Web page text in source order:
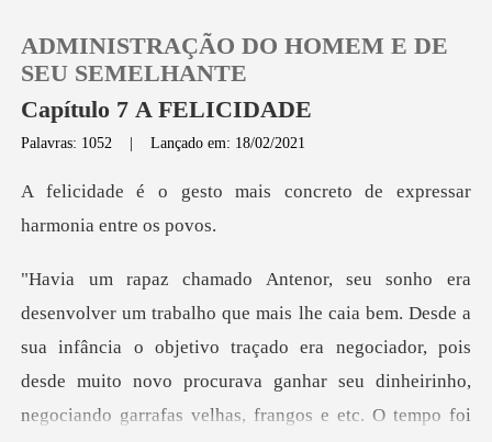
Loja
Histórico
Sair
Baixar App
ADMINISTRAÇÃO DO HOMEM E DE
SEU SEMELHANTE
Capítulo 7 A FELICIDADE
Palavras: 1052 |Lançado em: 18/02/2021
is concreto de expressar
m. Desde a
sua infância o objetivo traçado era negociador, pois
desde muito novo procurava